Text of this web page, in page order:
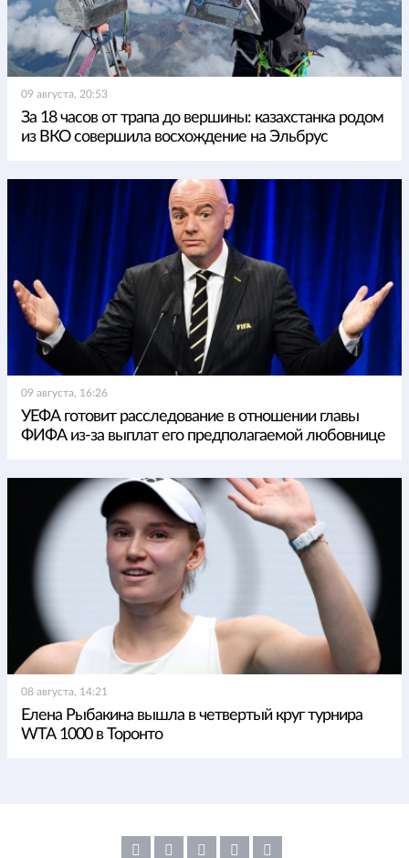
09 августа, 20:53
За 18 часов от трапа до вершины: казахстанка родом
из ВКО совершила восхождение на Эльбрус
09 августа, 16:26
УЕФА готовит расследование в отношении главы
ФИФА из-за выплат его предполагаемой любовнице
08 августа, 14:21
Елена Рыбакина вышла в четвертый круг турнира
WTA 1000 в Торонто